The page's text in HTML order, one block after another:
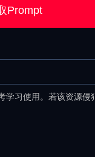
Prompt
习使用。若该资源侵